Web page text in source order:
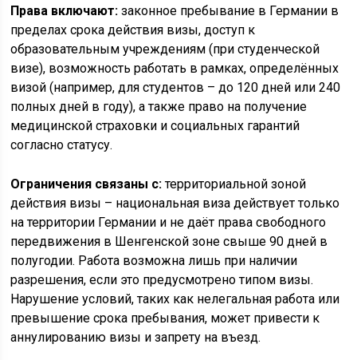
Права включают: законное пребывание в Германии в
пределах срока действия визы, доступ к
образовательным учреждениям (при студенческой
визе), возможность работать в рамках, определённых
визой (например, для студентов – до 120 дней или 240
полных дней в году), а также право на получение
медицинской страховки и социальных гарантий
согласно статусу.
Ограничения связаны с:территориальной зоной
действия визы – национальная виза действует только
на территории Германии и не даёт права свободного
передвижения в Шенгенской зоне свыше 90 дней в
полугодии. Работа возможна лишь при наличии
разрешения, если это предусмотрено типом визы.
Нарушение условий, таких как нелегальная работа или
превышение срока пребывания, может привести к
аннулированию визы и запрету на въезд.